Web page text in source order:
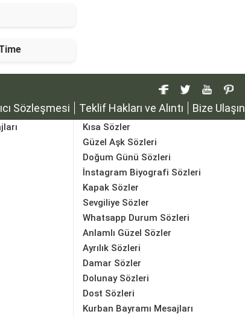
Sözleşmesi Teklif Hakları ve Alıntı Bize Ulaşın
Kısa Sözler
Güzel Aşk Sözleri
Doğum Günü Sözleri
İnstagram Biyografi Sözleri
Kapak Sözler
Sevgiliye Sözler
Whatsapp Durum Sözleri
Anlamlı Güzel Sözler
Ayrılık Sözleri
Damar Sözler
Dolunay Sözleri
Dost Sözleri
Kurban Bayramı Mesajları